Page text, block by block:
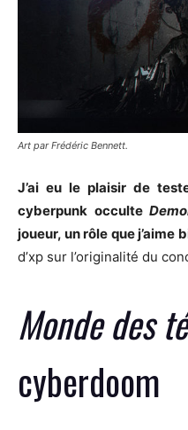
Art par Frédéric Bennett.
J’ai eu le plaisir de
cyberpunk occulte
joueur, un rôle que j’aime
d’xp sur l’originalité du
Monde des
cyberdoom